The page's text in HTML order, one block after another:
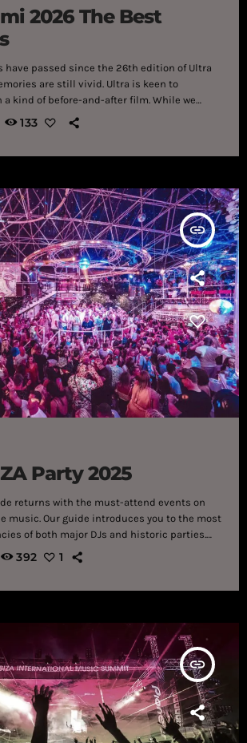
2026 The Best
have passed since the 26th edition of Ultra
are still vivid. Ultra is keen to
kind of before-and-after film. While we
recap of the last edition, which, as
after the summer, Ultra Music Festival
133
insert_link
Party 2025
returns with the must-attend events on
music. Our guide introduces you to the most
of both major DJs and historic parties.
island with the most important clubs and
article is in constant update, so visit it
392 1
insert_link